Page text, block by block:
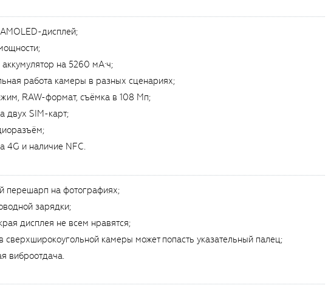
дисплей;
на 5260 мА·ч;
работа камеры в разных сценариях;
RAW-формат, съёмка в 108 Мп;
двух SIM-карт;
4G и наличие NFC.
перешарп на фотографиях;
зарядки;
дисплея не всем нравятся;
сверхширокоугольной камеры может попасть указательный палец;
виброотдача.